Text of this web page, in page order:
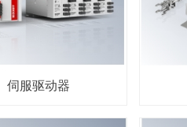
伺服驱动器